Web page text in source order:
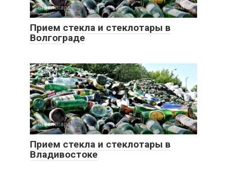
Стеклотара 0
Прием стекла и стеклотары в
Волгограде
Стеклотара 0
Прием стекла и стеклотары в
Владивостоке